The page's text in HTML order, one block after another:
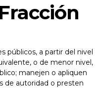
Fracción
públicos, a partir del nivel
o de menor nivel,
manejen o apliquen
de autoridad o presten